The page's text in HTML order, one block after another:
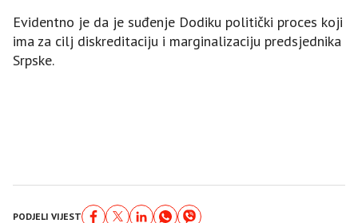
Evidentno je da je suđenje Dodiku politički proces koji
ima za cilj diskreditaciju i marginalizaciju predsjednika
Srpske.
PODJELI VIJEST